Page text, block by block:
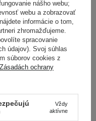
- PDRN Collagen Lip
Mask Glazed Jelly -
nášho webu;
webu a zobrazovať
informácie o tom,
zhromažďujeme.
spracovanie
údajov). Svoj súhlas
súborov cookies z
Zásadách ochrany
Vždy
aktívne